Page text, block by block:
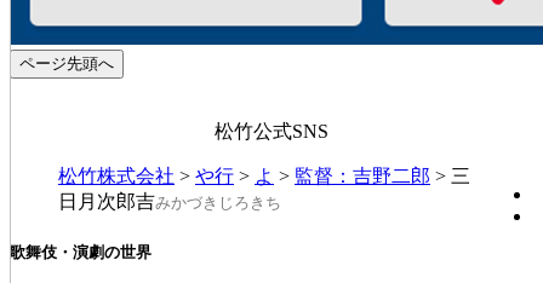
ページ先頭へ
松竹公式SNS
松竹株式会社 > や行 > よ > 監督：吉野二郎 > 三
日月次郎吉みかづきじろきち
歌舞伎・演劇の世界